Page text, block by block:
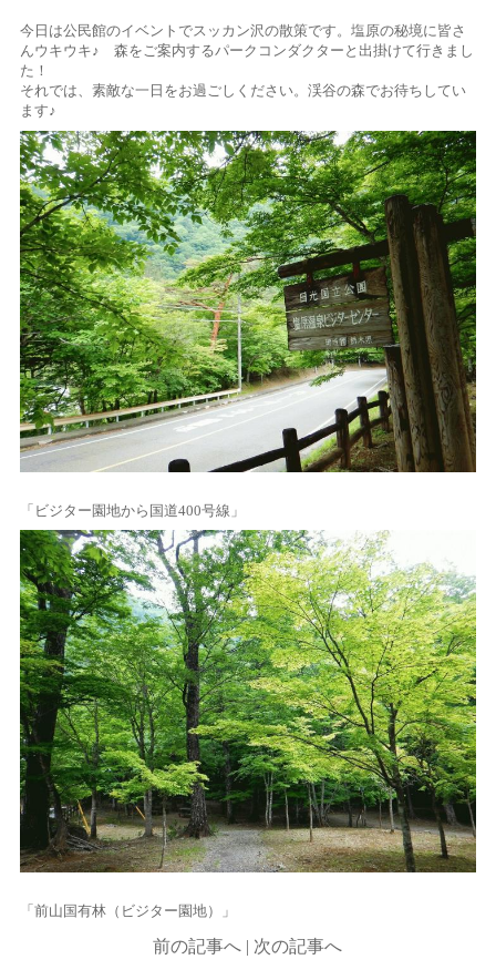
今日は公民館のイベントでスッカン沢の散策です。塩原の秘境に皆さ
んウキウキ♪ 森をご案内するパークコンダクターと出掛けて行きまし
た！
それでは、素敵な一日をお過ごしください。渓谷の森でお待ちしてい
ます♪
「ビジター園地から国道400号線」
「前山国有林（ビジター園地）」
前の記事へ | 次の記事へ